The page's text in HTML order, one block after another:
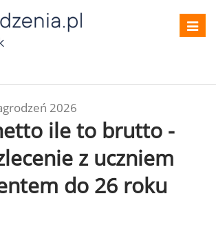
2026
ile to brutto -
z uczniem
do 26 roku